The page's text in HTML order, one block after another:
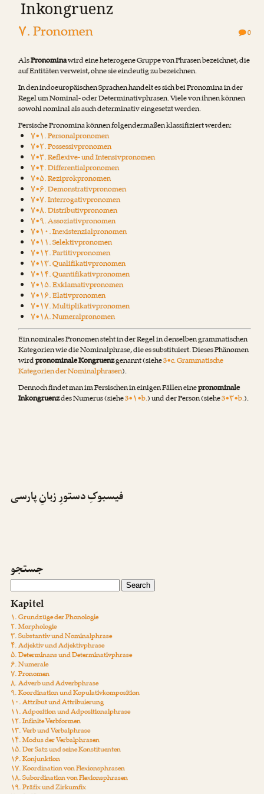
Inkongruenz
۷. Pronomen 0
AlsPronominawird eine heterogene Gruppe von Phrasen bezeichnet, die
auf Entitäten verweist, ohne sie eindeutig zu bezeichnen.
In den indoeuropäischen Sprachen handelt es sich bei Pronomina in der
Regel um Nominal- oder Determinativphrasen. Viele von ihnen können
sowohl nominal als auch determinativ eingesetzt werden.
Persische Pronomina können folgendermaßen klassifiziert werden:
۷•۱. Personalpronomen
۷•۲. Possessivpronomen
۷•۳. Reflexive- und Intensivpronomen
۷•۴. Differentialpronomen
۷•۵. Reziprokpronomen
۷•۶. Demonstrativpronomen
۷•۷. Interrogativpronomen
۷•۸. Distributivpronomen
۷•۹. Assoziativpronomen
۷•۱۰. Inexistenzialpronomen
۷•۱۱. Selektivpronomen
۷•۱۲. Partitivpronomen
۷•۱۳. Qualifikativpronomen
۷•۱۴. Quantifikativpronomen
۷•۱۵. Exklamativpronomen
۷•۱۶. Elativpronomen
۷•۱۷. Multiplikativpronomen
۷•۱۸. Numeralpronomen
Ein nominales Pronomen steht in der Regel in denselben grammatischen
Kategorien wie die Nominalphrase, die es substituiert. Dieses Phänomen
wirdpronominale Kongruenzgenannt (siehe3•c. Grammatische
Kategorien der Nominalphrasen).
Dennoch findet man im Persischen in einigen Fällen einepronominale
Inkongruenzdes Numerus (siehe3•۱•b.) und der Person (siehe3•۳•b.).
فیسبوکِ دستورِ زبانِ پارسی
جستجو
Kapitel
۱. Grundzüge der Phonologie
۲. Morphologie
۳. Substantiv und Nominalphrase
۴. Adjektiv und Adjektivphrase
۵. Determinans und Determinativphrase
۶. Numerale
۷. Pronomen
۸. Adverb und Adverbphrase
۹. Koordination und Kopulativkomposition
۱۰. Attribut und Attribuierung
۱۱. Adposition und Adpositionalphrase
۱۲. Infinite Verbformen
۱۳. Verb und Verbalphrase
۱۴. Modus der Verbalphrasen
۱۵. Der Satz und seine Konstituenten
۱۶. Konjunktion
۱۷. Koordination von Flexionsphrasen
۱۸. Subordination von Flexionsphrasen
۱۹. Präfix und Zirkumfix